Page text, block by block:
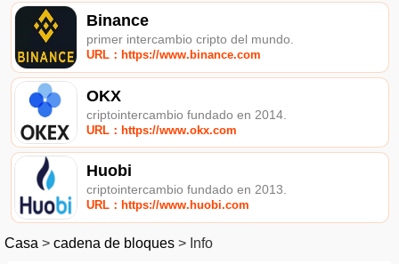
Binance
primer intercambio cripto del mundo.
URL：https://www.binance.com
OKX
criptointercambio fundado en 2014.
URL：https://www.okx.com
Huobi
criptointercambio fundado en 2013.
URL：https://www.huobi.com
Casa > cadena de bloques > Info